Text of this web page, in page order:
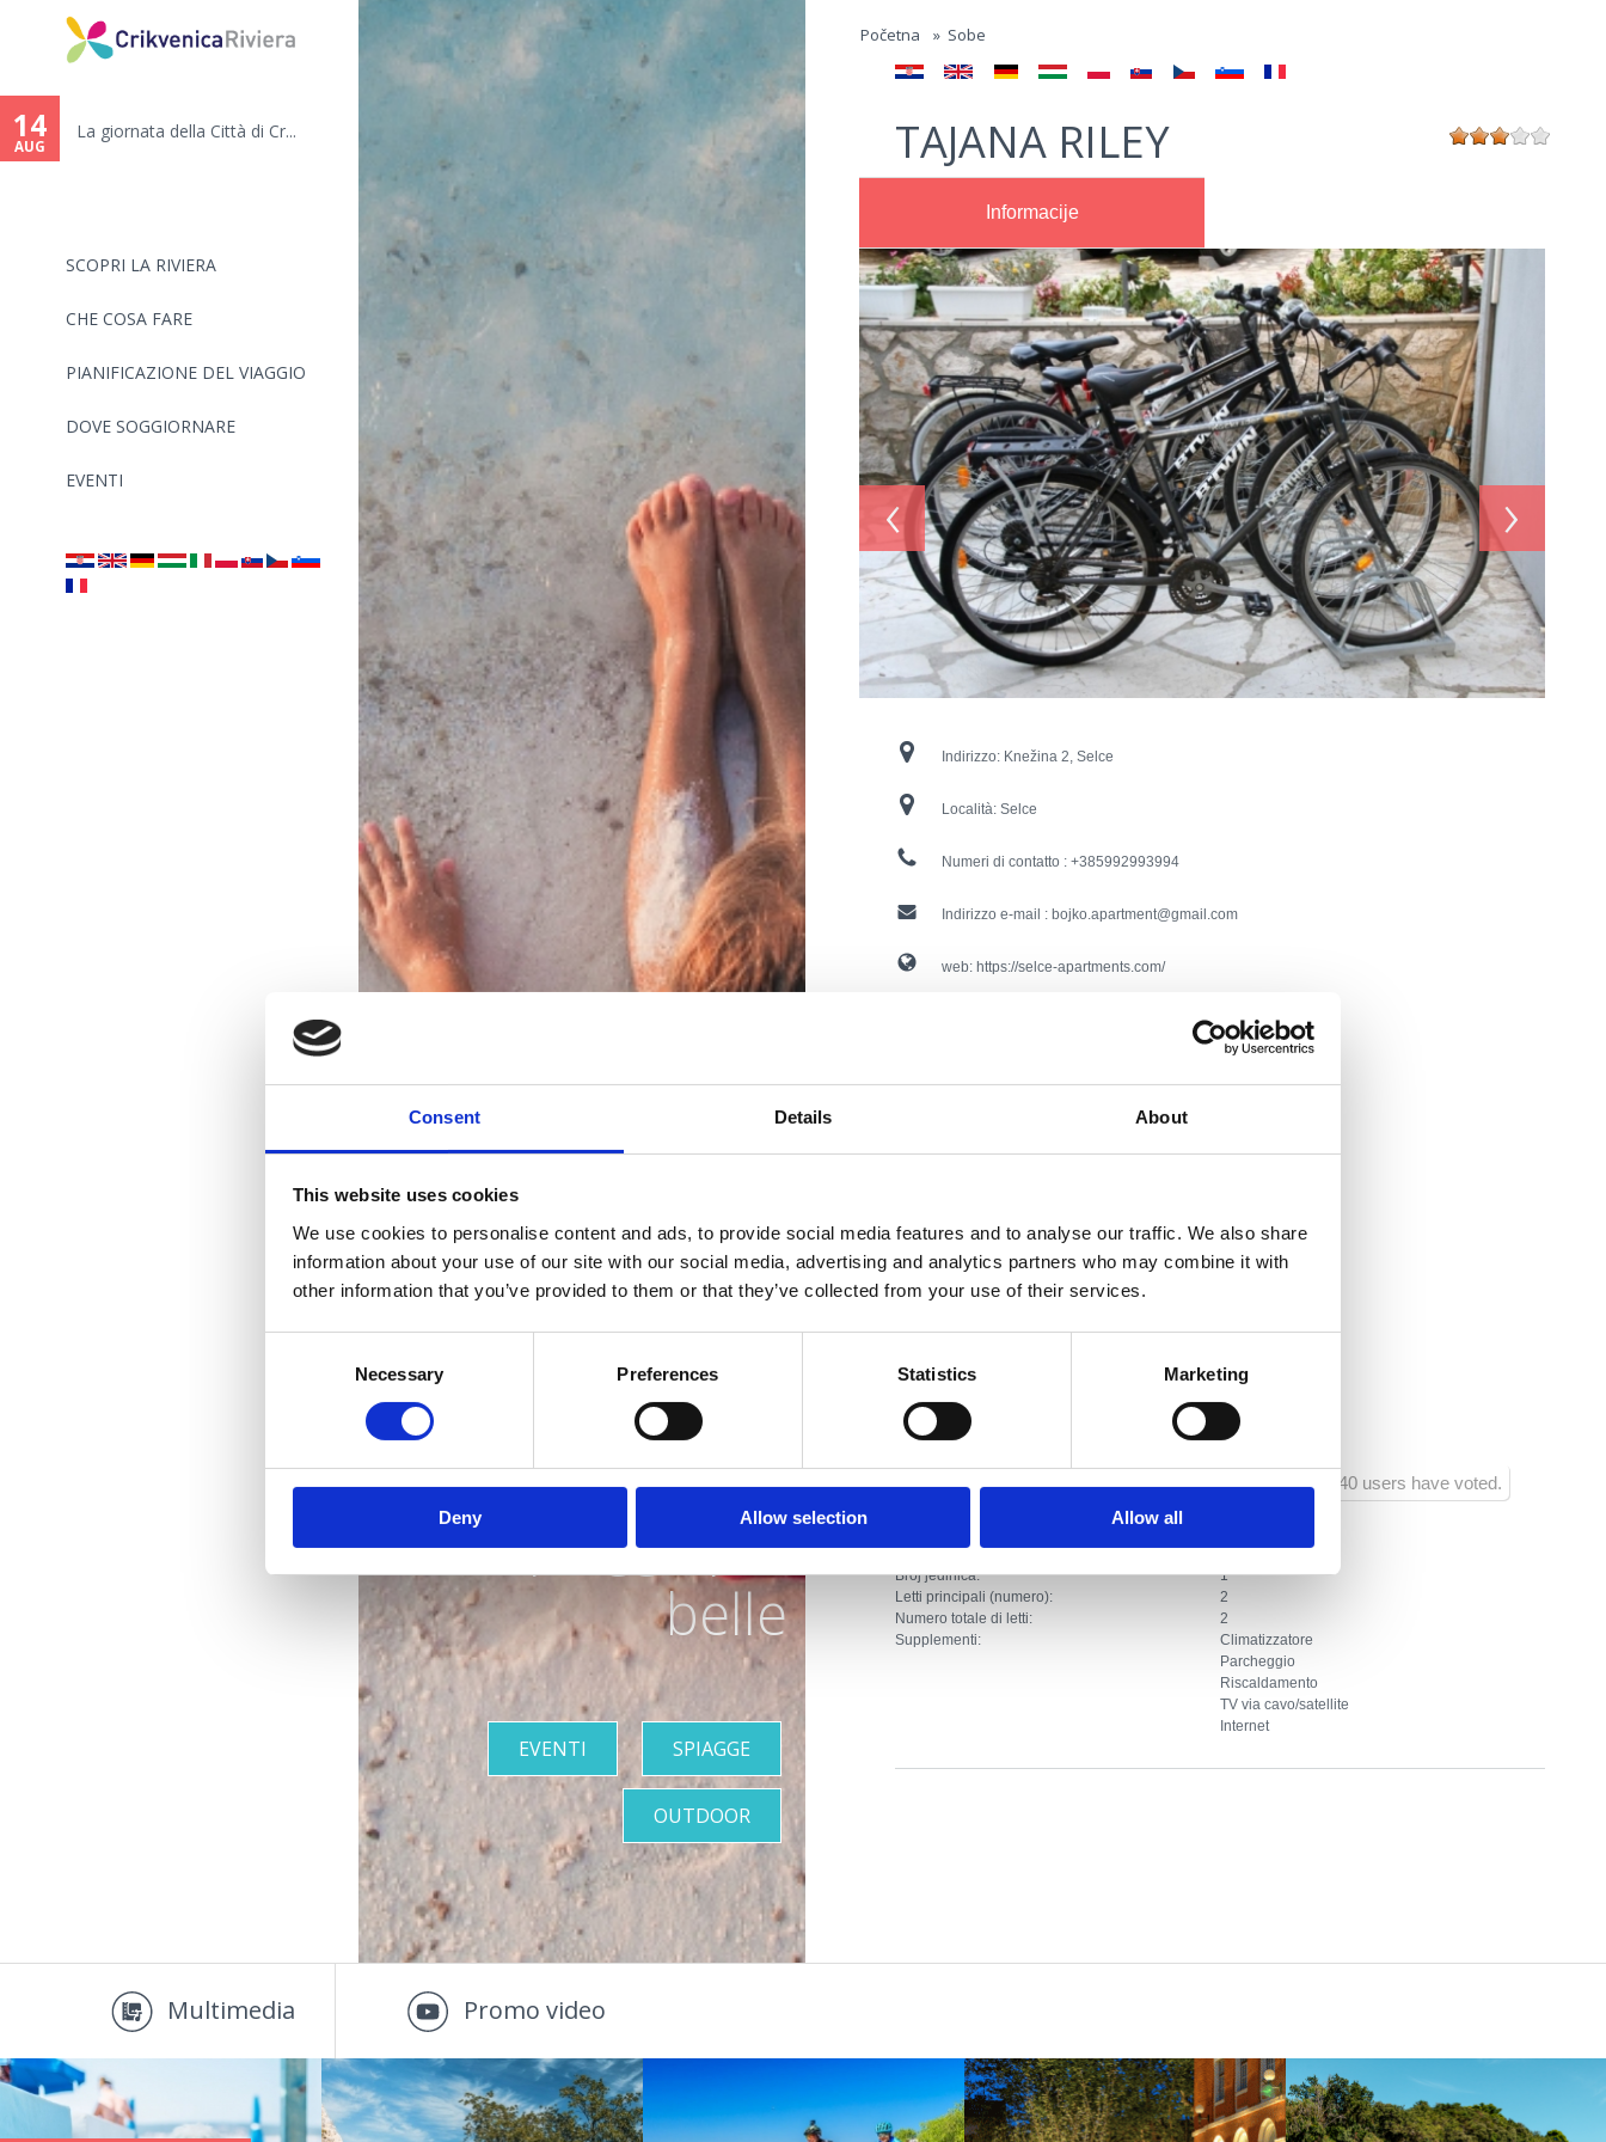
Consent Details About
This website uses cookies
We use cookies to personalise content and ads, to provide social media features and to analyse our traffic. We also share
information about your use of our site with our social media, advertising and analytics partners who may combine it with
other information that you’ve provided to them or that they’ve collected from your use of their services.
Necessary Preferences Statistics Marketing
Deny Allow selection Allow all
SCOPRI LA RIVIERA
CHE COSA FARE
PIANIFICAZIONE DEL VIAGGIO
DOVE SOGGIORNARE
EVENTI
14
AUG
La giornata della Città di Cr...
are
here
Početna » Sobe
TAJANA RILEY
Informacije
‹ ›
Indirizzo: Knežina 2, Selce
Località: Selce
Numeri di contatto : +385992993994
Indirizzo e-mail : bojko.apartment@gmail.com
web: https://selce-apartments.com/
TV via cavo/satellite
Distanza dal mare :80
Distanza dal ristorante:60
Distanza dai servizi d'intrattenimento : 100
40 users have voted.
Broj jedinica:
1
Letti principali (numero):
2
Numero totale di letti:
2
Supplementi:
Climatizzatore
Parcheggio
Riscaldamento
TV via cavo/satellite
Internet
Riviera con le
spiagge più
belle
SPIAGGE
EVENTI
OUTDOOR
Multimedia Promo video